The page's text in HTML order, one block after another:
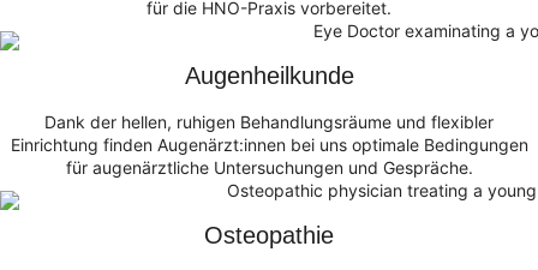
für die HNO-Praxis vorbereitet.
Augenheilkunde
Dank der hellen, ruhigen Behandlungsräume und flexibler
Einrichtung finden Augenärzt:innen bei uns optimale Bedingungen
für augenärztliche Untersuchungen und Gespräche.
Osteopathie